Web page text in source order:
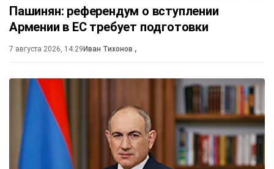
Пашинян: референдум о вступлении
Армении в ЕС требует подготовки
7 августа 2026, 14:29Иван Тихонов ,